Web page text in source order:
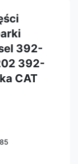
392-
392-
CAT